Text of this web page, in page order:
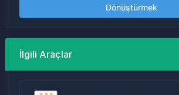
Dönüştürmek
İlgili Araçlar